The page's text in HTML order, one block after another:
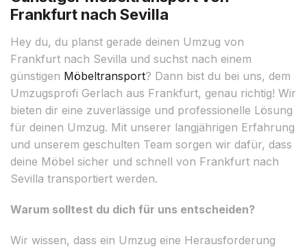
Frankfurt nach Sevilla
Hey du, du planst gerade deinen Umzug von
Frankfurt nach Sevilla und suchst nach einem
günstigen Möbeltransport? Dann bist du bei uns, dem
Umzugsprofi Gerlach aus Frankfurt, genau richtig! Wir
bieten dir eine zuverlässige und professionelle Lösung
für deinen Umzug. Mit unserer langjährigen Erfahrung
und unserem geschulten Team sorgen wir dafür, dass
deine Möbel sicher und schnell von Frankfurt nach
Sevilla transportiert werden.
Warum solltest du dich für uns entscheiden?
Wir wissen, dass ein Umzug eine Herausforderung